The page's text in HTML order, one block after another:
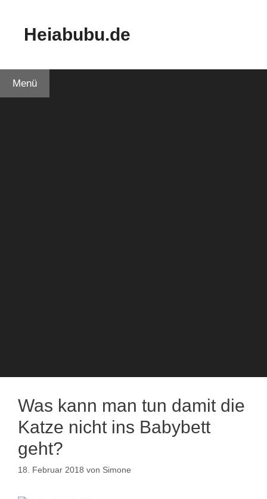
springenHeiabubu.de
Menü
Was kann man tun damit die
Katze nicht ins Babybett
geht?
18. Februar 2018 von Simone